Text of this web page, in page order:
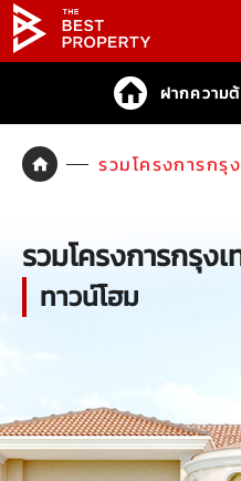
ฝากความ
รวมโครงการกรุ
รวมโครงการกรุง
ทาวน์โฮม